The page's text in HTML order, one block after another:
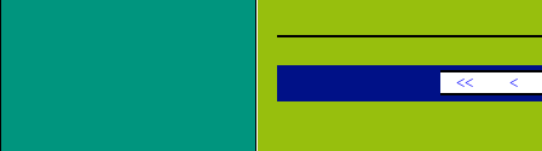
<< <